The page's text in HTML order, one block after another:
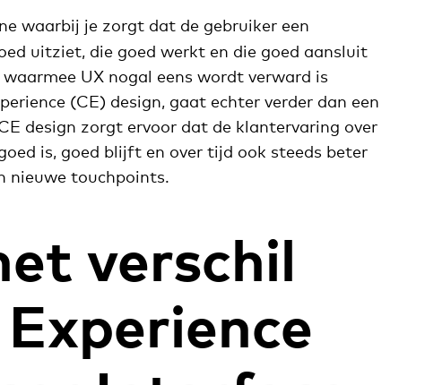
waarbij je zorgt dat de gebruiker een
uitziet, die goed werkt en die goed aansluit
UX nogal eens wordt verward is
(CE) design, gaat echter verder dan een
design zorgt ervoor dat de klantervaring over
is, goed blijft en over tijd ook steeds beter
nieuwe touchpoints.
verschil